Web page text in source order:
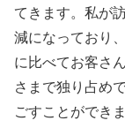
てきます。私が
減になっており
に比べてお客さ
さまで独り占め
ごすことができ